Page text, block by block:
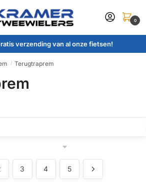
0
verzending van al onze fietsen!
/ Terugtraprem
3 4 5